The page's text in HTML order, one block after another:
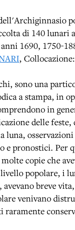
di 140 lunari
1690, 1750-
,
sono una
a stampa, in
in
delle feste,
luna,
e pronostici. Per
copie che
popolare, i
breve
venivano
raramente